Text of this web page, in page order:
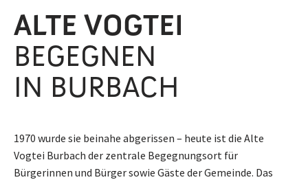
ALTE VOGTEI
BEGEGNEN
IN BURBACH
1970 wurde sie beinahe abgerissen – heute ist die Alte
Vogtei Burbach der zentrale Begegnungsort für
Bürgerinnen und Bürger sowie Gäste der Gemeinde. Das